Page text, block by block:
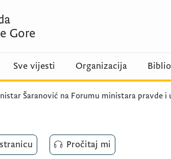
Sve vijesti Organizacija
Šaranović na Forumu ministara pravde i
Pročitaj mi